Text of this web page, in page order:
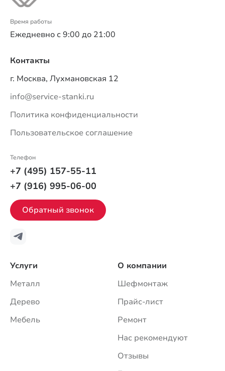
Время работы
Ежедневно с 9:00 до 21:00
Услуги
Металл
Дерево
Мебель
О компании
Шефмонтаж
Прайс-лист
Ремонт
Нас рекомендуют
Отзывы
Контакты
г. Москва, Лухмановская 12
info@service-stanki.ru
Политика конфиденциальности
Пользовательское соглашение
Телефон
+7 (495) 157-55-11
+7 (916) 995-06-00
Обратный звонок